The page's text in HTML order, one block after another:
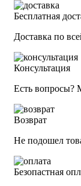
Бесплатная
Доставка по
Консультация
Есть вопросы?
Возврат
Не подошел
Безопастная